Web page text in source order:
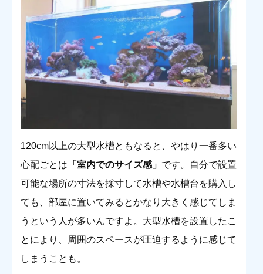
120cm以上の大型水槽ともなると、やはり一番多い
心配ごとは 「室内でのサイズ感」 です。自分で設置
可能な場所の寸法を採寸して水槽や水槽台を購入し
ても、部屋に置いてみるとかなり大きく感じてしま
うという人が多いんですよ。大型水槽を設置したこ
とにより、周囲のスペースが圧迫するように感じて
しまうことも。